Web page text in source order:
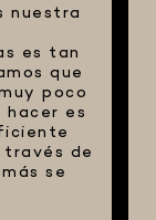
nuestra
es tan
que
poco
es
de
se